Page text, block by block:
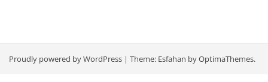
Proudly powered by WordPress | Theme: Esfahan by OptimaThemes.